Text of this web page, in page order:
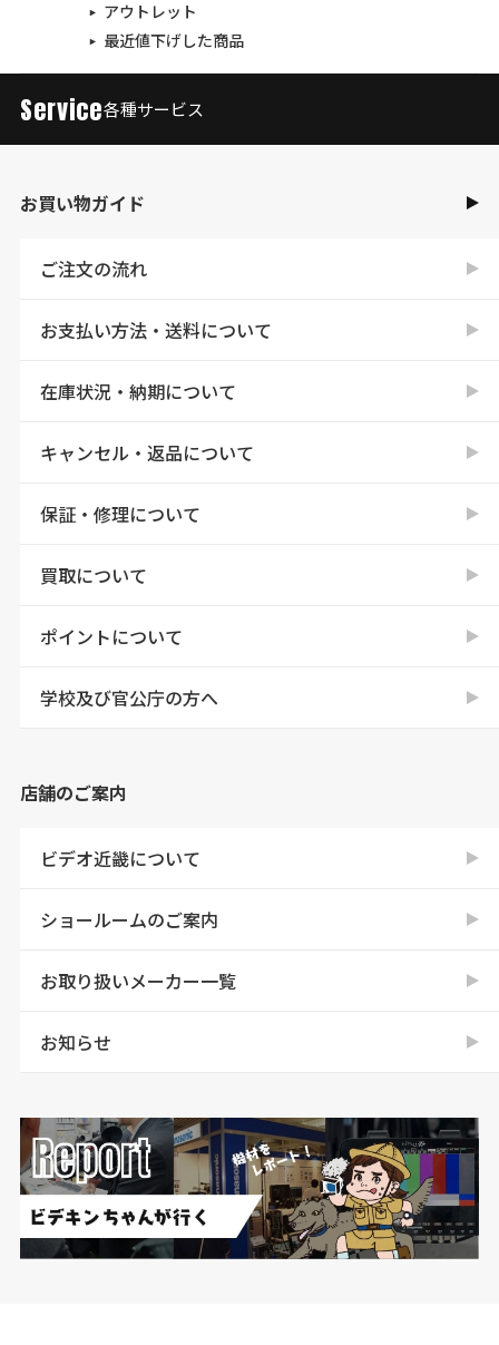
アウトレット
最近値下げした商品
Service各種サービス
お買い物ガイド
ご注文の流れ
お支払い方法・送料について
在庫状況・納期について
キャンセル・返品について
保証・修理について
買取について
ポイントについて
学校及び官公庁の方へ
店舗のご案内
ビデオ近畿について
ショールームのご案内
お取り扱いメーカー一覧
お知らせ